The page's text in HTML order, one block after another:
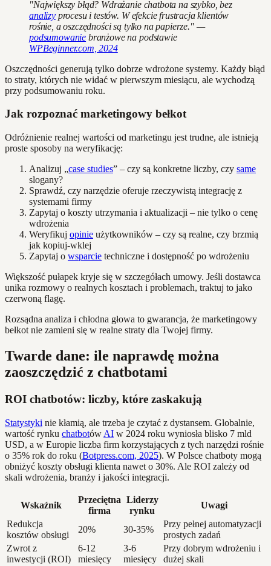
"Największy błąd? Wdrażanie chatbota na szybko, bez
analizyprocesu i testów. W efekcie frustracja klientów
rośnie, a oszczędności są tylko na papierze." —
podsumowanie branżowe na podstawie
WPBeginner.com, 2024
Oszczędności generują tylko dobrze wdrożone systemy. Każdy błąd
to straty, których nie widać w pierwszym miesiącu, ale wychodzą
przy podsumowaniu roku.
Jak rozpoznać marketingowy bełkot
Odróżnienie realnej wartości od marketingu jest trudne, ale istnieją
proste sposoby na weryfikację:
Analizuj „case studies” – czy są konkretne liczby, czy same
slogany?
Sprawdź, czy narzędzie oferuje rzeczywistą integrację z
systemami firmy
Zapytaj o koszty utrzymania i aktualizacji – nie tylko o cenę
wdrożenia
Weryfikuj opinie użytkowników – czy są realne, czy brzmią
jak kopiuj-wklej
Zapytaj o wsparcie techniczne i dostępność po wdrożeniu
Większość pułapek kryje się w szczegółach umowy. Jeśli dostawca
unika rozmowy o realnych kosztach i problemach, traktuj to jako
czerwoną flagę.
Rozsądna analiza i chłodna głowa to gwarancja, że marketingowy
bełkot nie zamieni się w realne straty dla Twojej firmy.
Twarde dane: ile naprawdę można
zaoszczędzić z chatbotami
ROI chatbotów: liczby, które zaskakują
Statystyki nie kłamią, ale trzeba je czytać z dystansem. Globalnie,
wartość rynku chatbotów AI w 2024 roku wyniosła blisko 7 mld
USD, a w Europie liczba firm korzystających z tych narzędzi rośnie
o 35% rok do roku (Botpress.com, 2025). W Polsce chatboty mogą
obniżyć koszty obsługi klienta nawet o 30%. Ale ROI zależy od
skali wdrożenia, branży i jakości integracji.
Wskaźnik
Przeciętna
firma
Liderzy
rynku
Uwagi
Redukcja
kosztów obsługi
20% 30-35%
Przy pełnej automatyzacji
prostych zadań
Zwrot z
inwestycji (ROI)
6-12
miesięcy
3-6
miesięcy
Przy dobrym wdrożeniu i
dużej skali